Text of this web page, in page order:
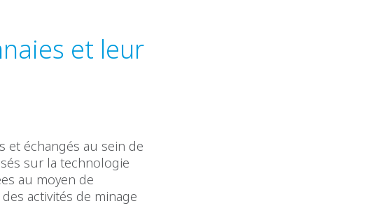
et leur
et échangés au sein de
sur la technologie
au moyen de
activités de minage